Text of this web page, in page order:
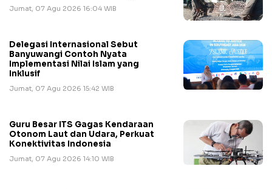
Jumat, 07 Agu 2026 16:04 WIB
Delegasi Internasional Sebut
Banyuwangi Contoh Nyata
Implementasi Nilai Islam yang
Inklusif
Jumat, 07 Agu 2026 15:42 WIB
Guru Besar ITS Gagas Kendaraan
Otonom Laut dan Udara, Perkuat
Konektivitas Indonesia
Jumat, 07 Agu 2026 14:10 WIB